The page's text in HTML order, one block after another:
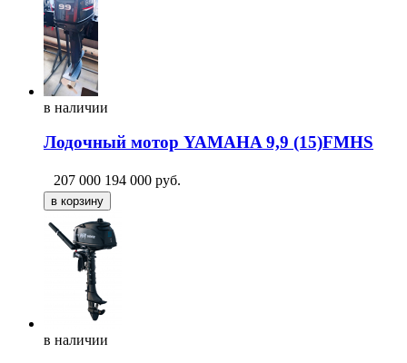
в наличии
Лодочный мотор YAMAHA 9,9 (15)FMHS
207 000 194 000 руб.
в наличии